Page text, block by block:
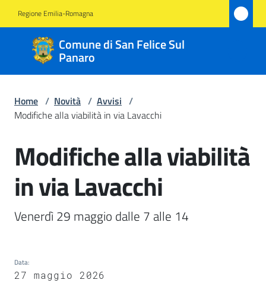
Regione Emilia-Romagna
Comune di San Felice Sul
Panaro
Comune
di San
Felice
Sul
Panaro
Amministrazione
Novità
Menu selezionato
Vivere
il
Home / Novità / Avvisi /
Modifiche alla viabilità in via Lavacchi
Salta al contenuto
Modifiche alla viabilità
in via Lavacchi
Venerdì 29 maggio dalle 7 alle 14
Data:
27 maggio 2026